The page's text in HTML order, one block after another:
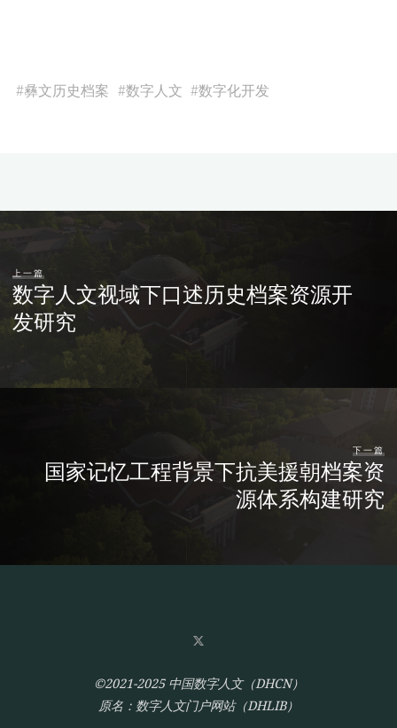
#彝文历史档案 #数字人文 #数字化开发
上一篇
数字人文视域下口述历史档案资源开
发研究
下一篇
国家记忆工程背景下抗美援朝档案资
源体系构建研究
©2021-2025 中国数字人文（DHCN）
原名：数字人文门户网站（DHLIB）